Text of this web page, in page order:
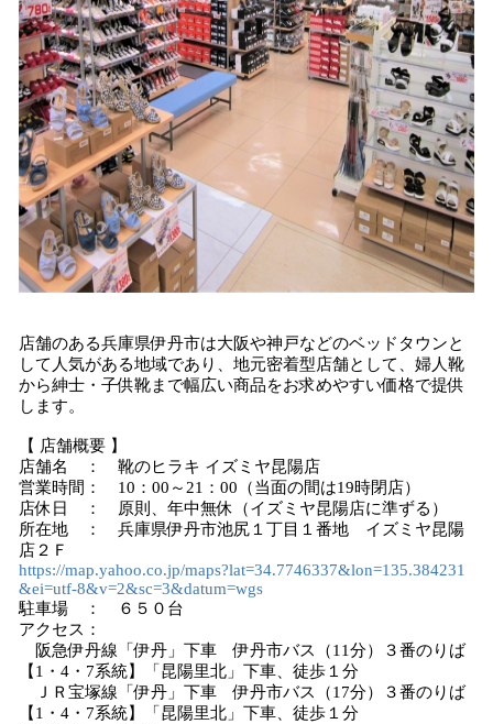
店舗のある兵庫県伊丹市は大阪や神戸などのベッドタウンと
して人気がある地域であり、地元密着型店舗として、婦人靴
から紳士・子供靴まで幅広い商品をお求めやすい価格で提供
します。
【 店舗概要 】
店舗名 ： 靴のヒラキ イズミヤ昆陽店
営業時間： 10：00～21：00（当面の間は19時閉店）
店休日 ： 原則、年中無休（イズミヤ昆陽店に準ずる）
所在地 ： 兵庫県伊丹市池尻１丁目１番地 イズミヤ昆陽
店２Ｆ
https://map.yahoo.co.jp/maps?lat=34.7746337&lon=135.384231
&ei=utf-8&v=2&sc=3&datum=wgs
駐車場 ： ６５０台
アクセス：
阪急伊丹線「伊丹」下車 伊丹市バス（11分）３番のりば
【1・4・7系統】「昆陽里北」下車、徒歩１分
ＪＲ宝塚線「伊丹」下車 伊丹市バス（17分）３番のりば
【1・4・7系統】「昆陽里北」下車、徒歩１分